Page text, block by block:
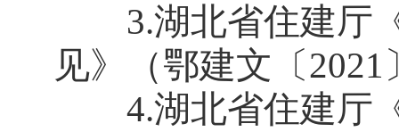
3.湖北省住建厅《
见》（鄂建文〔2021
4.湖北省住建厅《